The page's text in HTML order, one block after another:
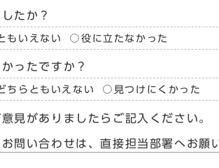
たか？
もいえない 役に立たなかった
ったですか？
ちらともいえない 見つけにくかった
見がありましたらご記入ください。
お問い合わせは、直接担当部署へお